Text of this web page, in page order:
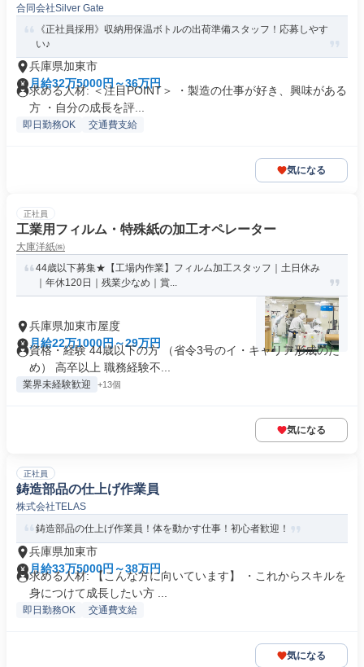
合同会社Silver Gate
《正社員採用》収納用保温ボトルの出荷準備スタッフ！応募しやす
い♪
兵庫県加東市
月給32万5000円～36万円
求める人材: ＜注目POINT＞ ・製造の仕事が好き、興味がある
方 ・自分の成長を評...
即日勤務OK 交通費支給
気になる
正社員
工業用フィルム・特殊紙の加工オペレーター
大庫洋紙㈱
44歳以下募集★【工場内作業】フィルム加工スタッフ｜土日休み
｜年休120日｜残業少なめ｜賞...
兵庫県加東市屋度
月給22万1000円～29万円
資格・経験 44歳以下の方 （省令3号のイ・キャリア形成のた
め） 高卒以上 職務経験不...
業界未経験歓迎 +13個
気になる
正社員
鋳造部品の仕上げ作業員
株式会社TELAS
鋳造部品の仕上げ作業員！体を動かす仕事！初心者歓迎！
兵庫県加東市
月給33万5000円～38万円
求める人材: 【こんな方に向いています】 ・これからスキルを
身につけて成長したい方 ...
即日勤務OK 交通費支給
気になる